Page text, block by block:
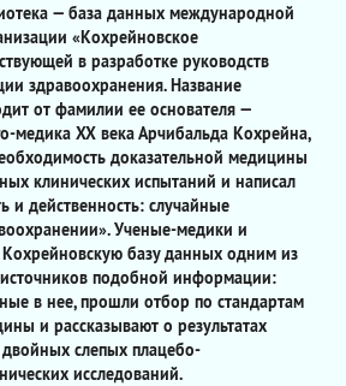
— база данных международной
«Кохрейновское
в разработке руководств
здравоохранения. Название
от фамилии ее основателя —
медика XX века Арчибальда Кохрейна,
доказательной медицины
клинических испытаний и написал
и действенность: случайные
Ученые-медики и
базу данных одним из
подобной информации:
в нее, прошли отбор по стандартам
и рассказывают о результатах
слепых плацебо-
исследований.